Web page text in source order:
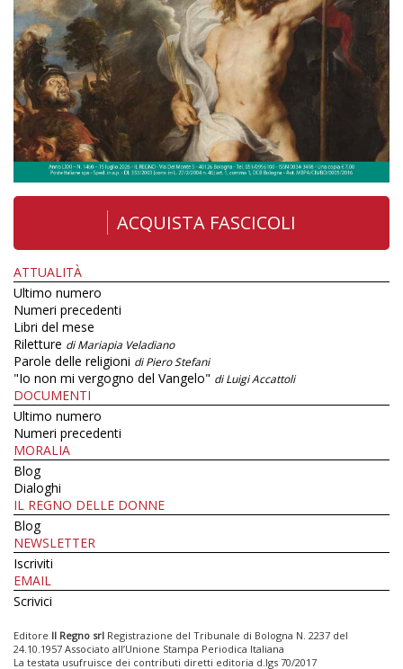
ACQUISTA FASCICOLI
ATTUALITÀ
Ultimo numero
Numeri precedenti
Libri del mese
Riletture di Mariapia Veladiano
Parole delle religioni di Piero Stefani
"Io non mi vergogno del Vangelo" di Luigi Accattoli
DOCUMENTI
Ultimo numero
Numeri precedenti
MORALIA
Blog
Dialoghi
IL REGNO DELLE DONNE
Blog
NEWSLETTER
Iscriviti
EMAIL
Scrivici
Editore Il Regno srl Registrazione del Tribunale di Bologna N. 2237 del
24.10.1957 Associato all’Unione Stampa Periodica Italiana
La testata usufruisce dei contributi diretti editoria d.lgs 70/2017